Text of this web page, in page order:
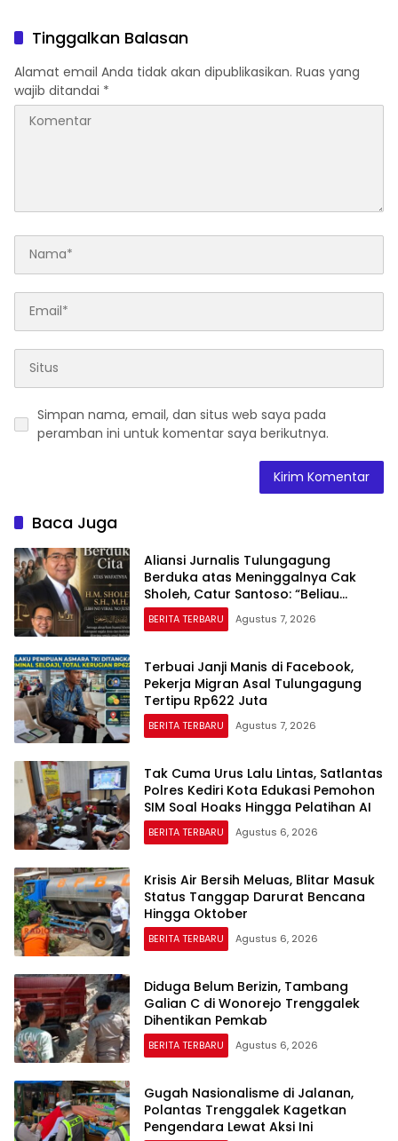
Tinggalkan Balasan
Alamat email Anda tidak akan dipublikasikan. Ruas yang
wajib ditandai *
Simpan nama, email, dan situs web saya pada
peramban ini untuk komentar saya berikutnya.
Baca Juga
Aliansi Jurnalis Tulungagung
Berduka atas Meninggalnya Cak
Sholeh, Catur Santoso: “Beliau
Pejuang Keadilan yang Vokal”
BERITA TERBARU Agustus 7, 2026
Terbuai Janji Manis di Facebook,
Pekerja Migran Asal Tulungagung
Tertipu Rp622 Juta
BERITA TERBARU Agustus 7, 2026
Tak Cuma Urus Lalu Lintas, Satlantas
Polres Kediri Kota Edukasi Pemohon
SIM Soal Hoaks Hingga Pelatihan AI
BERITA TERBARU Agustus 6, 2026
Krisis Air Bersih Meluas, Blitar Masuk
Status Tanggap Darurat Bencana
Hingga Oktober
BERITA TERBARU Agustus 6, 2026
Diduga Belum Berizin, Tambang
Galian C di Wonorejo Trenggalek
Dihentikan Pemkab
BERITA TERBARU Agustus 6, 2026
Gugah Nasionalisme di Jalanan,
Polantas Trenggalek Kagetkan
Pengendara Lewat Aksi Ini